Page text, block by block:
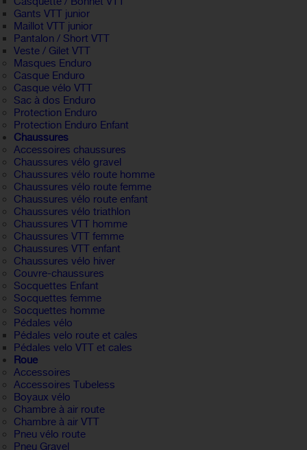
Gants VTT junior
Maillot VTT junior
Pantalon / Short VTT
Veste / Gilet VTT
Masques Enduro
Casque Enduro
Casque vélo VTT
Sac à dos Enduro
Protection Enduro
Protection Enduro Enfant
Chaussures
Accessoires chaussures
Chaussures vélo gravel
Chaussures vélo route homme
Chaussures vélo route femme
Chaussures vélo route enfant
Chaussures vélo triathlon
Chaussures VTT homme
Chaussures VTT femme
Chaussures VTT enfant
Chaussures vélo hiver
Couvre-chaussures
Socquettes Enfant
Socquettes femme
Socquettes homme
Pédales vélo
Pédales velo route et cales
Pédales velo VTT et cales
Roue
Accessoires
Accessoires Tubeless
Boyaux vélo
Chambre à air route
Chambre à air VTT
Pneu vélo route
Pneu Gravel